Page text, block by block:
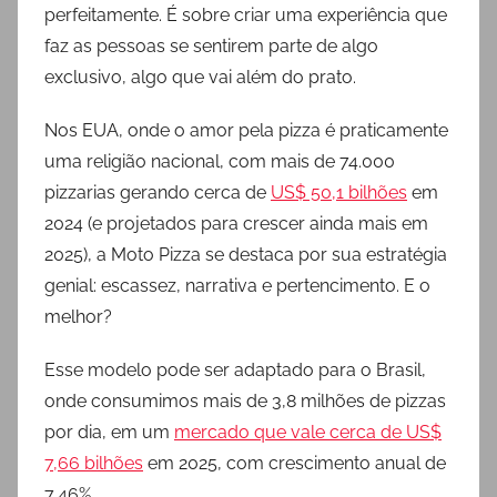
perfeitamente. É sobre criar uma experiência que
faz as pessoas se sentirem parte de algo
exclusivo, algo que vai além do prato.
Nos EUA, onde o amor pela pizza é praticamente
uma religião nacional, com mais de 74.000
pizzarias gerando cerca de US$ 50,1 bilhões em
2024 (e projetados para crescer ainda mais em
2025), a Moto Pizza se destaca por sua estratégia
genial: escassez, narrativa e pertencimento. E o
melhor?
Esse modelo pode ser adaptado para o Brasil,
onde consumimos mais de 3,8 milhões de pizzas
por dia, em um mercado que vale cerca de US$
7,66 bilhões em 2025, com crescimento anual de